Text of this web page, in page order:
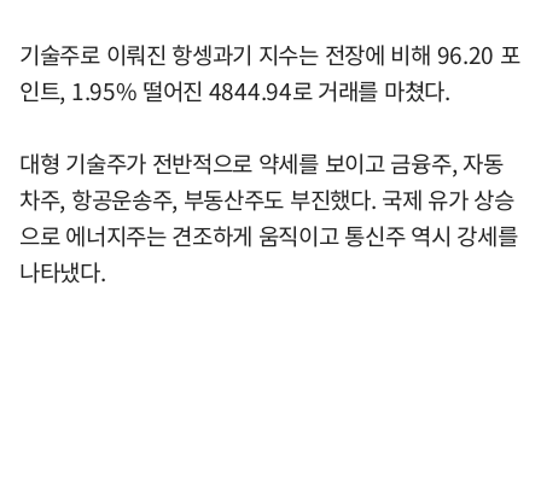
기술주로 이뤄진 항셍과기 지수는 전장에 비해 96.20 포
인트, 1.95% 떨어진 4844.94로 거래를 마쳤다.
대형 기술주가 전반적으로 약세를 보이고 금융주, 자동
차주, 항공운송주, 부동산주도 부진했다. 국제 유가 상승
으로 에너지주는 견조하게 움직이고 통신주 역시 강세를
나타냈다.